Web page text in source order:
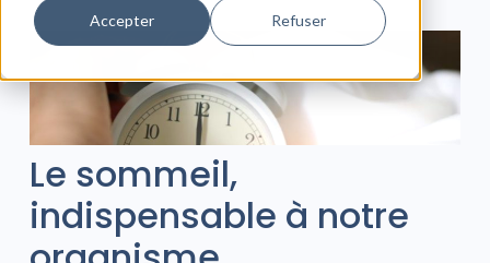
Accepter Refuser
Le sommeil,
indispensable à notre